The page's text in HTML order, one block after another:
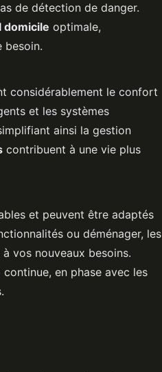
de détection de danger.
domicile optimale,
besoin.
considérablement le confort
et les systèmes
ainsi la gestion
contribuent à une vie plus
et peuvent être adaptés
ou déménager, les
vos nouveaux besoins.
continue, en phase avec les